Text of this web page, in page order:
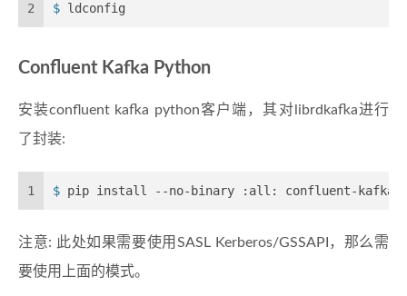
2
$ ldconfig
Confluent Kafka Python
安装confluent kafka python客户端，其对librdkafka进行
了封装:
1 $ pip install --no-binary :all: confluent-
注意: 此处如果需要使用SASL Kerberos/GSSAPI，那么需
要使用上面的模式。